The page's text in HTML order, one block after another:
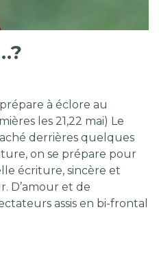
à éclore au
les 21,22 mai) Le
derrières quelques
on se prépare pour
écriture, sincère et
D’amour et de
assis en bi-frontal